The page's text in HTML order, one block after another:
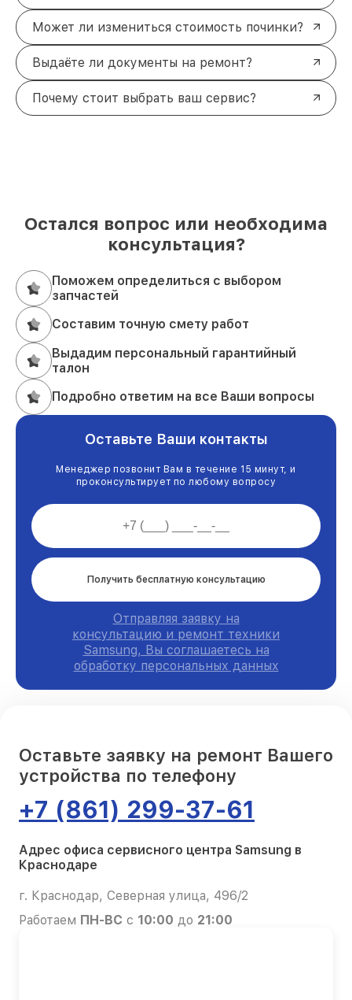
Может ли измениться стоимость починки?
Выдаёте ли документы на ремонт?
Почему стоит выбрать ваш сервис?
Остался вопрос или необходима
консультация?
Поможем определиться с выбором
запчастей
Составим точную смету работ
Выдадим персональный гарантийный
талон
Подробно ответим на все Ваши вопросы
Оставьте Ваши контакты
Менеджер позвонит Вам в течение 15 минут, и
проконсультирует по любому вопросу
Получить бесплатную консультацию
Отправляя заявку на
консультацию и ремонт техники
Samsung, Вы соглашаетесь на
обработку персональных данных
Оставьте заявку на ремонт Вашего
устройства по телефону
+7 (861) 299-37-61
Адрес офиса сервисного центра Samsung в
Краснодаре
г. Краснодар, Северная улица, 496/2
Работаем ПН-ВС с 10:00 до 21:00